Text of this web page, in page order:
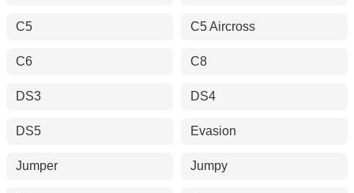
C5 C5 Aircross
C6 C8
DS3 DS4
DS5 Evasion
Jumper Jumpy